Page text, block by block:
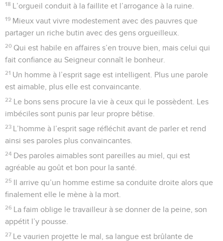
18 L’orgueil conduit à la faillite et l’arrogance à la ruine.
19 Mieux vaut vivre modestement avec des pauvres que
partager un riche butin avec des gens orgueilleux.
20 Qui est habile en affaires s’en trouve bien, mais celui qui
fait confiance au Seigneur connaît le bonheur.
21 Un homme à l’esprit sage est intelligent. Plus une parole
est aimable, plus elle est convaincante.
22 Le bons sens procure la vie à ceux qui le possèdent. Les
imbéciles sont punis par leur propre bêtise.
23 L’homme à l’esprit sage réfléchit avant de parler et rend
ainsi ses paroles plus convaincantes.
24 Des paroles aimables sont pareilles au miel, qui est
agréable au goût et bon pour la santé.
25 Il arrive qu’un homme estime sa conduite droite alors que
finalement elle le mène à la mort.
26 La faim oblige le travailleur à se donner de la peine, son
appétit l’y pousse.
27 Le vaurien projette le mal, sa langue est brûlante de